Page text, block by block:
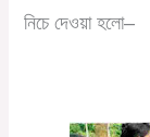
নিচে দেওয়া হলো–